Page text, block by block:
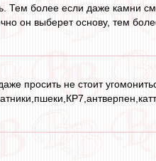
Тем более если даже камни
он выберет основу, тем
просить не стоит